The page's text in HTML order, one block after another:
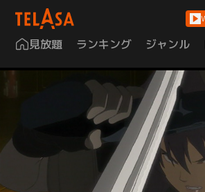
見放題 ランキング ジャンル